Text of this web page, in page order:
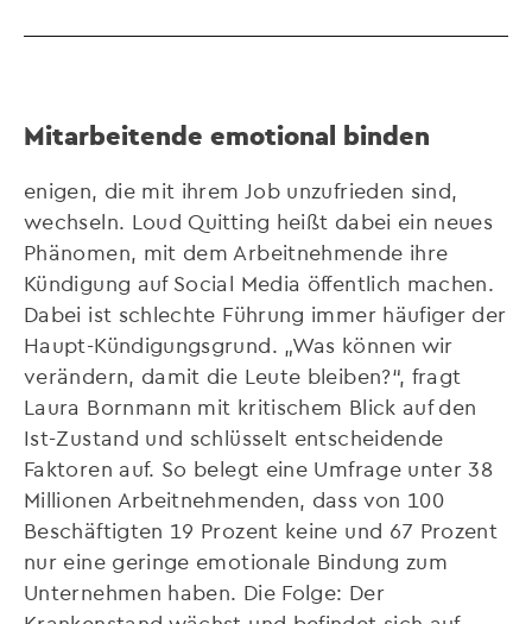
Mitarbeitende emotional binden
enigen, die mit ihrem Job unzufrieden sind,
wechseln. Loud Quitting heißt dabei ein neues
Phänomen, mit dem Arbeitnehmende ihre
Kündigung auf Social Media öffentlich machen.
Dabei ist schlechte Führung immer häufiger der
Haupt-Kündigungsgrund. „Was können wir
verändern, damit die Leute bleiben?“, fragt
Laura Bornmann mit kritischem Blick auf den
Ist-Zustand und schlüsselt entscheidende
Faktoren auf. So belegt eine Umfrage unter 38
Millionen Arbeitnehmenden, dass von 100
Beschäftigten 19 Prozent keine und 67 Prozent
nur eine geringe emotionale Bindung zum
Unternehmen haben. Die Folge: Der